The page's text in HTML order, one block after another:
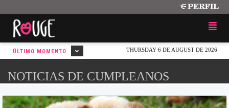
THURSDAY 6 DE AUGUST DE 2026
ÚLTIMO MOMENTO
NOTICIAS DE CUMPLEANOS